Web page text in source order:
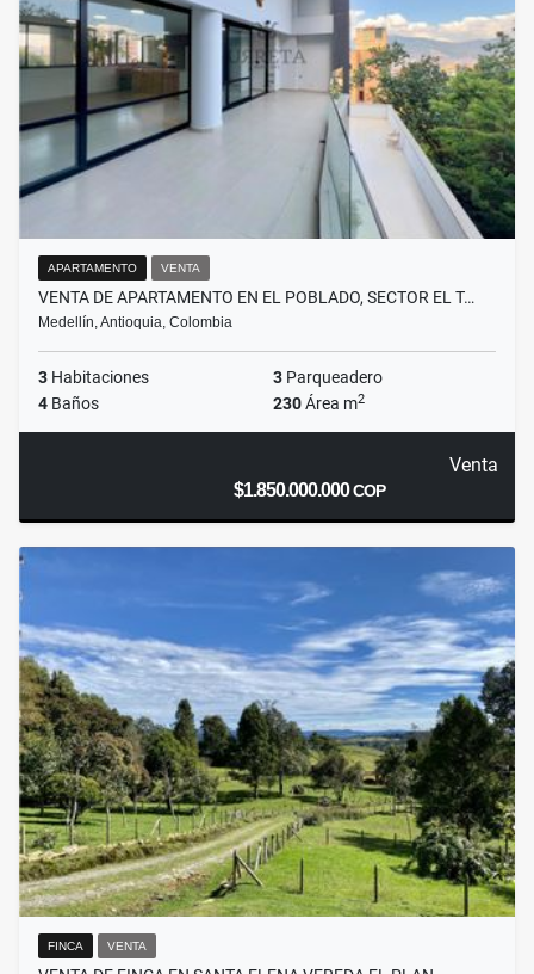
APARTAMENTO VENTA
VENTA DE APARTAMENTO EN EL POBLADO, SECTOR EL T…
Medellín, Antioquia, Colombia
3 Habitaciones 3 Parqueadero
4 Baños 230Área m2
Venta
$1.850.000.000COP
FINCA VENTA